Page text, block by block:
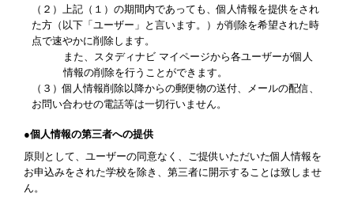
（２）上記（１）の期間内であっても、個人情報を提供をされ
た方（以下「ユーザー」と言います。）が削除を希望された時
点で速やかに削除します。
また、スタディナビ マイページから各ユーザーが個人
情報の削除を行うことができます。
（３）個人情報削除以降からの郵便物の送付、メールの配信、
お問い合わせの電話等は一切行いません。
●個人情報の第三者への提供
原則として、ユーザーの同意なく、ご提供いただいた個人情報を
お申込みをされた学校を除き、第三者に開示することは致しませ
ん。